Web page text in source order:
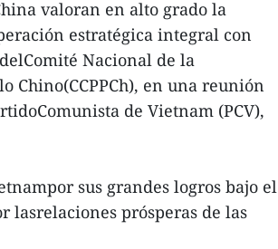
valoran en alto grado la
estratégica integral con
Nacional de la
Chino(CCPPCh), en una reunión
de Vietnam (PCV),
sus grandes logros bajo el
lasrelaciones prósperas de las